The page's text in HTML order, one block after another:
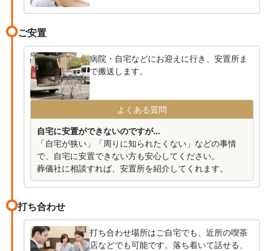
ご安置
病院・自宅などにお迎えに行き、安置所ま
で搬送します。
よくある質問
自宅に安置ができないのですが...
「自宅が狭い」「周りに知られたくない」などの事情
で、自宅に安置できない方も安心してください。
葬儀社に相談すれば、安置所を紹介してくれます。
打ち合わせ
打ち合わせ場所はご自宅でも、近所の喫茶
店などでも可能です。落ち着いて話せる、